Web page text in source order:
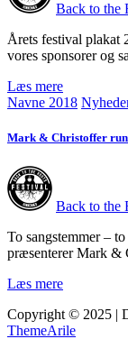
Back to the
Årets festival plakat
vores sponsorer og
Læs mere
Navne 2018
Mark & Christoffer
Back to the
To sangstemmer –
præsenterer Mark &
Læs mere
Copyright © 2025 |
ThemeArile